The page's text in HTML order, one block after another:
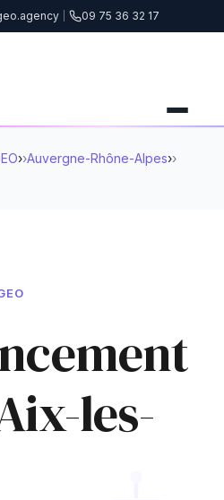
09 75 36 32 17
› Auvergne-Rhône-Alpes›
les-